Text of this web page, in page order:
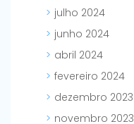
julho 2024
junho 2024
abril 2024
fevereiro 2024
dezembro 2023
novembro 2023